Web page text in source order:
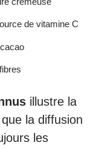
de vitamine C
illustre la
la diffusion
les